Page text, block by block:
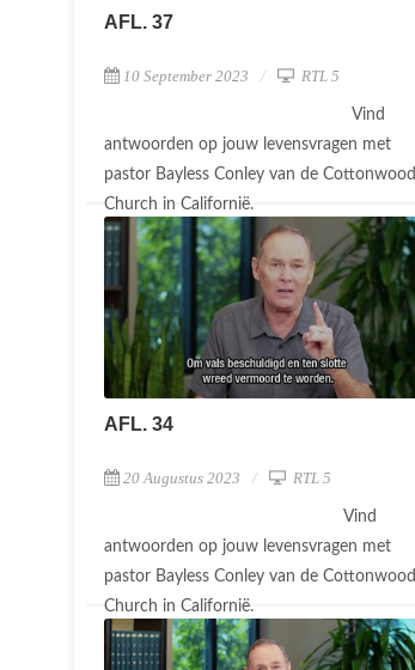
AFL. 37
10 September 2023 RTL 5
Vind
antwoorden op jouw levensvragen met
pastor Bayless Conley van de Cottonwood
Church in Californië.
AFL. 34
20 Augustus 2023 RTL 5
Vind
antwoorden op jouw levensvragen met
pastor Bayless Conley van de Cottonwood
Church in Californië.